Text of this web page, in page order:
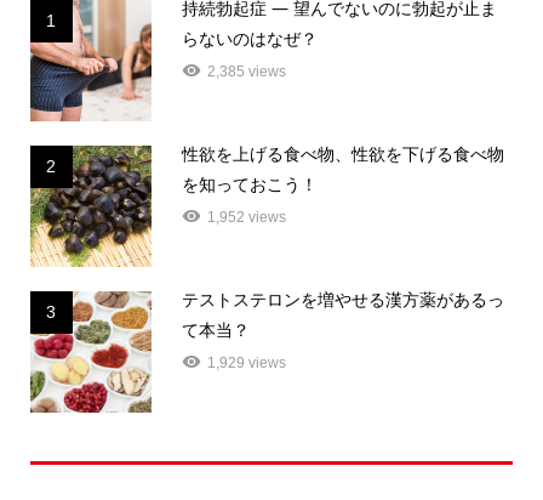
1
持続勃起症 ― 望んでないのに勃起が止ま
らないのはなぜ？
2,385 views
2
性欲を上げる食べ物、性欲を下げる食べ物
を知っておこう！
1,952 views
3
テストステロンを増やせる漢方薬があるっ
て本当？
1,929 views